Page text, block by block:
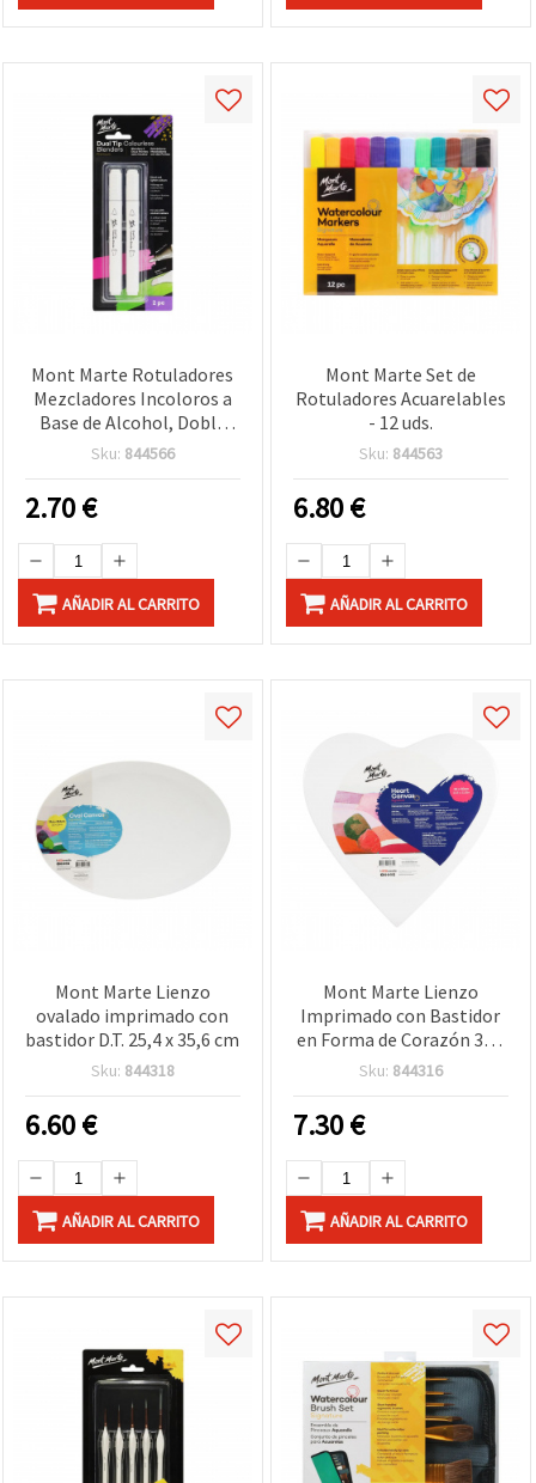
Mont Marte Rotuladores
Mezcladores Incoloros a
Base de Alcohol, Doble
Punta, Premium – Pack de
Sku: 844566
2.70€
AÑADIR AL CARRITO
Mont Marte Set de
Rotuladores Acuarelables
- 12 uds.
Sku: 844563
6.80€
AÑADIR AL CARRITO
Mont Marte Lienzo
ovalado imprimado con
bastidor D.T. 25,4 x 35,6 cm
Sku: 844318
6.60€
AÑADIR AL CARRITO
Mont Marte Lienzo
Imprimado con Bastidor
en Forma de Corazón 30 x
30 cm
Sku: 844316
7.30€
AÑADIR AL CARRITO